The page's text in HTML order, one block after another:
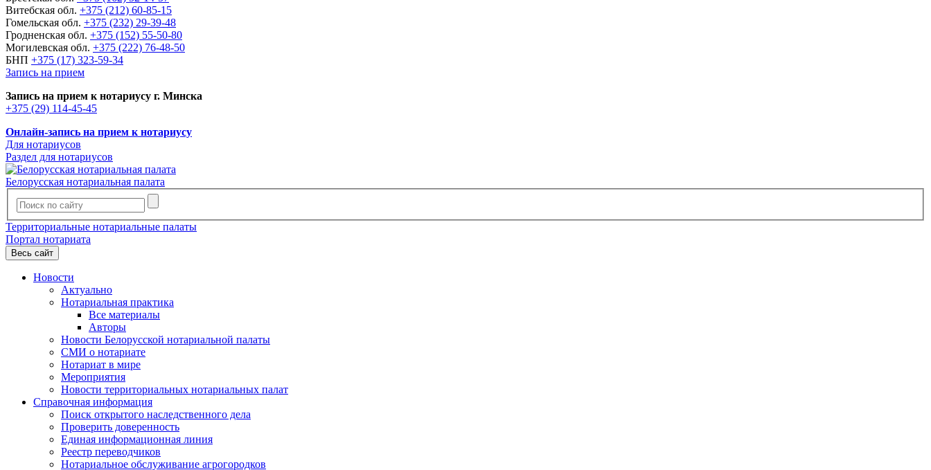
Витебская обл. +375 (212) 60-85-15
Гомельская обл. +375 (232) 29-39-48
Гродненская обл. +375 (152) 55-50-80
Могилевская обл. +375 (222) 76-48-50
БНП +375 (17) 323-59-34
Запись на прием
Запись на прием к нотариусу г. Минска
+375 (29) 114-45-45
Онлайн-запись на прием к нотариусу
Для нотариусов
Раздел для нотариусов
Белорусская нотариальная палата
Территориальные нотариальные палаты
Портал нотариата
Весь сайт
Новости
Актуально
Нотариальная практика
Все материалы
Авторы
Новости Белорусской нотариальной палаты
СМИ о нотариате
Нотариат в мире
Мероприятия
Новости территориальных нотариальных палат
Справочная информация
Поиск открытого наследственного дела
Проверить доверенность
Единая информационная линия
Реестр переводчиков
Нотариальное обслуживание агрогородков